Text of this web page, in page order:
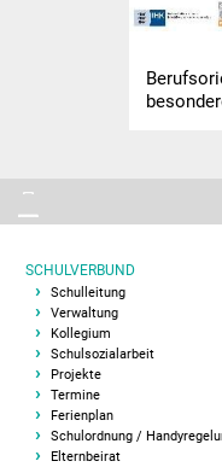
SCHULVERBUND
Schulleitung
Verwaltung
Kollegium
Schulsozialarbeit
Projekte
Termine
Ferienplan
Schulordnung /
Elternbeirat